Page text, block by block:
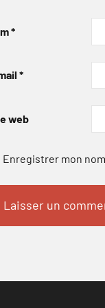
*
*
web
Enregistrer mon